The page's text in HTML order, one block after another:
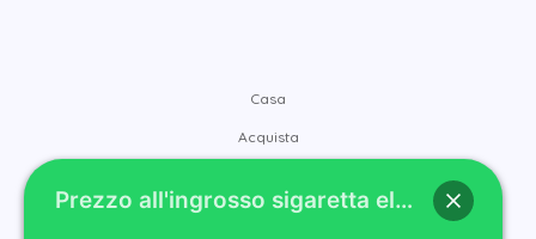
Casa
Acquista
Contatti Prezzo all'ingrosso sigaretta elettronica